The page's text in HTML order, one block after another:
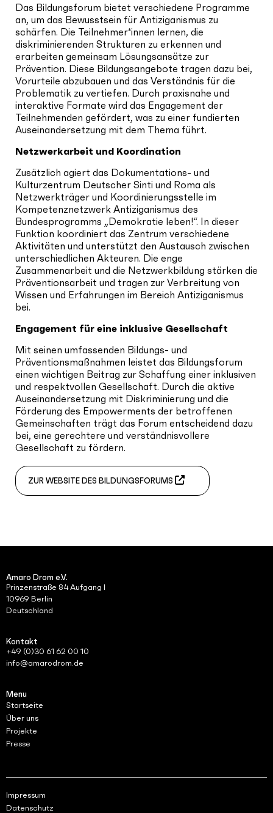
Das Bildungsforum bietet verschiedene Programme
an, um das Bewusstsein für Antiziganismus zu
schärfen. Die Teilnehmer*innen lernen, die
diskriminierenden Strukturen zu erkennen und
erarbeiten gemeinsam Lösungsansätze zur
Prävention. Diese Bildungsangebote tragen dazu bei,
Vorurteile abzubauen und das Verständnis für die
Problematik zu vertiefen. Durch praxisnahe und
interaktive Formate wird das Engagement der
Teilnehmenden gefördert, was zu einer fundierten
Auseinandersetzung mit dem Thema führt.
Netzwerkarbeit und Koordination
Zusätzlich agiert das Dokumentations- und
Kulturzentrum Deutscher Sinti und Roma als
Netzwerkträger und Koordinierungsstelle im
Kompetenznetzwerk Antiziganismus des
Bundesprogramms „Demokratie leben!“. In dieser
Funktion koordiniert das Zentrum verschiedene
Aktivitäten und unterstützt den Austausch zwischen
unterschiedlichen Akteuren. Die enge
Zusammenarbeit und die Netzwerkbildung stärken die
Präventionsarbeit und tragen zur Verbreitung von
Wissen und Erfahrungen im Bereich Antiziganismus
bei.
Engagement für eine inklusive Gesellschaft
Mit seinen umfassenden Bildungs- und
Präventionsmaßnahmen leistet das Bildungsforum
einen wichtigen Beitrag zur Schaffung einer inklusiven
und respektvollen Gesellschaft. Durch die aktive
Auseinandersetzung mit Diskriminierung und die
Förderung des Empowerments der betroffenen
Gemeinschaften trägt das Forum entscheidend dazu
bei, eine gerechtere und verständnisvollere
Gesellschaft zu fördern.
ZUR WEBSITE DES BILDUNGSFORUMS
Amaro Drom e.V.
Prinzenstraße 84 Aufgang I
10969 Berlin
Deutschland
Kontakt
+49 (0)30 61 62 00 10
info@amarodrom.de
Menu
Startseite
Über uns
Projekte
Presse
Impressum
Datenschutz